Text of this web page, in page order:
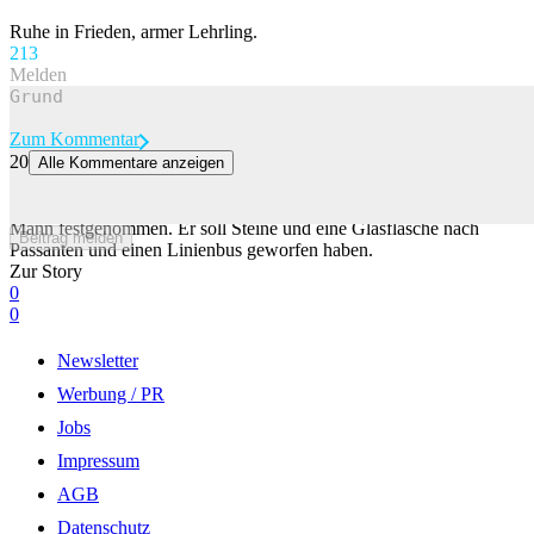
Ruhe in Frieden, armer Lehrling.
213
Melden
Beitrag melden
Zum Kommentar
20 Alle Kommentare anzeigen
Mann festgenommen. Er soll Steine und eine Glasflasche nach
Passanten und einen Linienbus geworfen haben.
Zur Story
0
0
Newsletter
Werbung / PR
Jobs
Impressum
AGB
Datenschutz